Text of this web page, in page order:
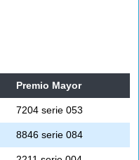
Premio Mayor
7204 serie 053
8846 serie 084